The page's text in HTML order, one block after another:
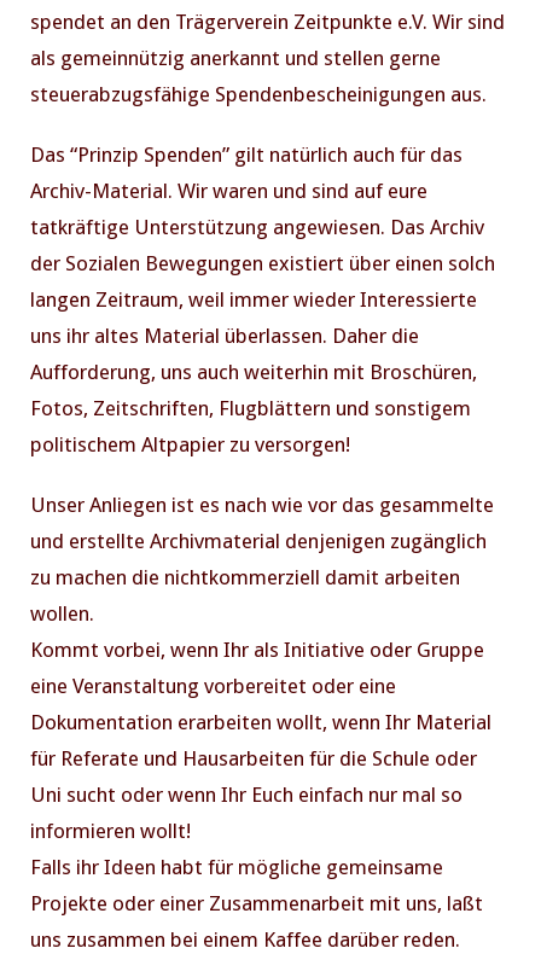
spendet an den Trägerverein Zeitpunkte e.V. Wir sind
als gemeinnützig anerkannt und stellen gerne
steuerabzugsfähige Spendenbescheinigungen aus.
Das “Prinzip Spenden” gilt natürlich auch für das
Archiv-Material. Wir waren und sind auf eure
tatkräftige Unterstützung angewiesen. Das Archiv
der Sozialen Bewegungen existiert über einen solch
langen Zeitraum, weil immer wieder Interessierte
uns ihr altes Material überlassen. Daher die
Aufforderung, uns auch weiterhin mit Broschüren,
Fotos, Zeitschriften, Flugblättern und sonstigem
politischem Altpapier zu versorgen!
Unser Anliegen ist es nach wie vor das gesammelte
und erstellte Archivmaterial denjenigen zugänglich
zu machen die nichtkommerziell damit arbeiten
wollen.
Kommt vorbei, wenn Ihr als Initiative oder Gruppe
eine Veranstaltung vorbereitet oder eine
Dokumentation erarbeiten wollt, wenn Ihr Material
für Referate und Hausarbeiten für die Schule oder
Uni sucht oder wenn Ihr Euch einfach nur mal so
informieren wollt!
Falls ihr Ideen habt für mögliche gemeinsame
Projekte oder einer Zusammenarbeit mit uns, laßt
uns zusammen bei einem Kaffee darüber reden.